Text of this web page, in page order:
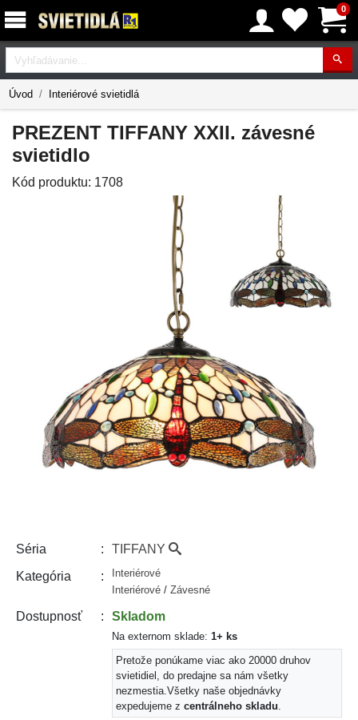
0
Vyhľadávanie
Úvod Interiérové svietidlá
PREZENT TIFFANY XXII. závesné
svietidlo
Kód produktu: 1708
Séria TIFFANY
Kategória
Interiérové
Interiérové / Závesné
Dostupnosť Skladom
Na externom sklade: 1+ ks
Pretože ponúkame viac ako 20000 druhov
svietidiel, do predajne sa nám všetky
nezmestia. Všetky naše objednávky
expedujeme z centrálneho skladu